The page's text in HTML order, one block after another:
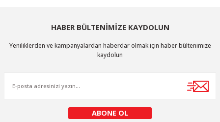
HABER BÜLTENİMİZE KAYDOLUN
Yeniliklerden ve kampanyalardan haberdar olmak için haber bültenimize
kaydolun
ABONE OL